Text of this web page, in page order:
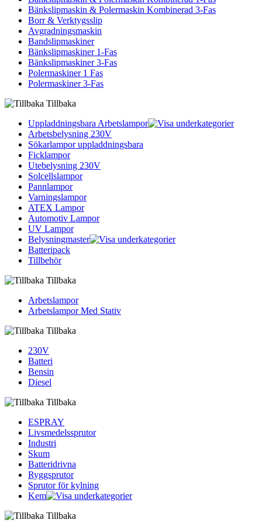
Bänkslipmaskin & Polermaskin Kombinerad 3-Fas
Borr & Verktygsslip
Avgradningsmaskin
Bandslipmaskiner
Bänkslipmaskiner 1-Fas
Bänkslipmaskiner 3-Fas
Polermaskiner 1 Fas
Polermaskiner 3-Fas
Tillbaka
Uppladdningsbara Arbetslampor
Arbetsbelysning 230V
Sökarlampor uppladdningsbara
Ficklampor
Utebelysning 230V
Solcellslampor
Pannlampor
Varningslampor
ATEX Lampor
Automotiv Lampor
UV Lampor
Belysningmaster
Batteripack
Tillbehör
Tillbaka
Arbetslampor
Arbetslampor Med Stativ
Tillbaka
230V
Batteri
Bensin
Diesel
Tillbaka
ESPRAY
Livsmedelssprutor
Industri
Skum
Batteridrivna
Ryggsprutor
Sprutor för kylning
Kem
Tillbaka